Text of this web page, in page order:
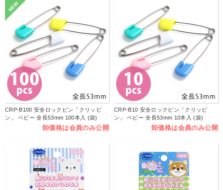
NEW
CRP-B100 安全ロックピン「クリッピ
ン」 ベビー 全長53mm 100本入 (袋)
卸価格は会員のみ公開
CRP-B10 安全ロックピン「クリッピ
ン」 ベビー 全長53mm 10本入 (袋)
卸価格は会員のみ公開